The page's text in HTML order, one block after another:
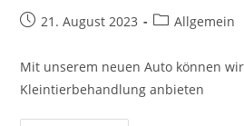
21. August 2023 Allgemein
Mit unserem neuen Auto können
Kleintierbehandlung anbieten